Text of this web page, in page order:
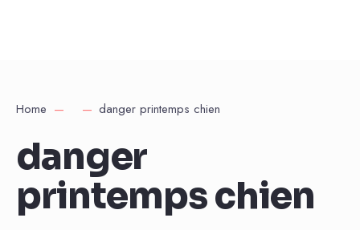
Home danger printemps chien
danger
printemps chien